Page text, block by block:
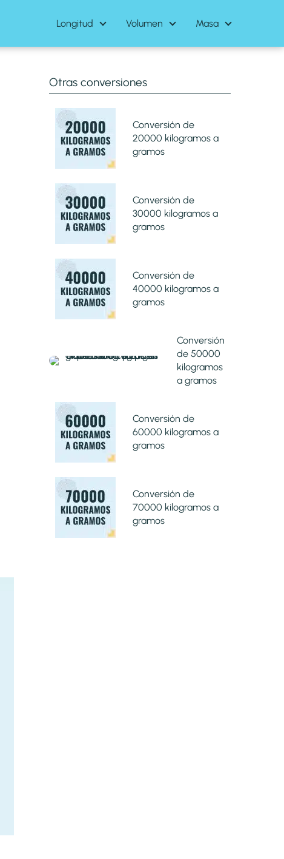
Longitud Volumen Masa
Otras conversiones
Conversión de
20000 kilogramos a
gramos
Conversión de
30000 kilogramos a
gramos
Conversión de
40000 kilogramos a
gramos
Conversión
de 50000
kilogramos
a gramos
Conversión de
60000 kilogramos a
gramos
Conversión de
70000 kilogramos a
gramos